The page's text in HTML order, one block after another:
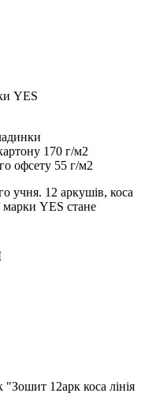
YES
170 г/м2
офсету 55 г/м2
учня. 12 аркушів, коса
марки YES стане
12арк коса лінія